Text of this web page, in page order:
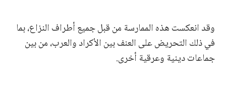
وقد انعكست هذه الممارسة من قبل جميع أطراف النزاع، بما
في ذلك التحريض على العنف بين الأكراد والعرب، من بين
جماعات دينية وعرقية أخرى.